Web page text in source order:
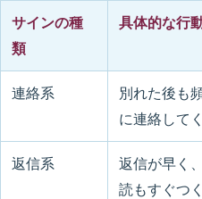
サインの種
類
具体的な行
連絡系
別れた後も
に連絡して
返信系
返信が早く
読もすぐつく